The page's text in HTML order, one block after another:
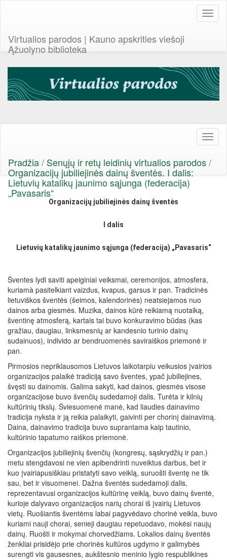
Virtualios parodos | Kauno apskrities viešoji
Ąžuolyno biblioteka
Pradžia/ Senųjų ir retų leidinių virtualios parodos/
Organizacijų jubiliejinės dainų šventės. I dalis:
Lietuvių katalikų jaunimo sąjunga (federacija)
„Pavasaris“
Organizacijų jubiliejinės dainų šventės
I dalis
Lietuvių katalikų jaunimo sąjunga (federacija) „Pavasaris“
Šventes lydi saviti apeiginiai veiksmai, ceremonijos, atmosfera,
kuriamà pasitelkiant vaizdus, kvapus, garsus ir pan. Tradicinės
lietuviškos šventės (šeimos, kalendorinės) neatsiejamos nuo
dainos arba giesmės. Muzika, dainos kūrė reikiamą nuotaiką,
šventinę atmosferą, kartais tai buvo konkuravimo būdas (kas
gražiau, daugiau, linksmesnių ar kandesnio turinio dainų
sudainuos), individo ar bendruomenės saviraiškos priemonė ir
pan.
Pirmosios nepriklausomos Lietuvos laikotarpiu veikusios įvairios
organizacijos palaikė tradiciją savo šventes, ypač jubiliejines,
švęsti su dainomis. Galima sakyti, kad dainos, giesmės visose
organizacijose buvo švenčių sudedamoji dalis. Turėta ir kilnių
kultūrinių tikslų. Šviesuomenė manė, kad liaudies dainavimo
tradicija nyksta ir ją reikia palaikyti, gaivinti per chorinį dainavimą.
Daina, dainavimo tradicija buvo suprantama kaip tautinio,
kultūrinio tapatumo raiškos priemonė.
Organizacijos jubiliejinių švenčių (kongresų, sąskrydžių ir pan.)
metu stengdavosi ne vien apibendrinti nuveiktus darbus, bet ir
kuo įvairiapusiškiau pristatyti savo veiklą, suruošti šventę ne tik
sau, bet ir visuomenei. Dažna šventės sudedamoji dalis,
reprezentavusi organizacijos kultūrinę veiklą, buvo dainų šventė,
kurioje dalyvavo organizacijos narių chorai iš įvairių Lietuvos
vietų. Ruošiantis šventėms labai pagyvėdavo chorinė veikla, buvo
kuriami nauji chorai, senieji daugiau repetuodavo, mokėsi naujų
dainų. Ruošti ir mokymai chorvedžiams. Lokalios dainų šventės
ženkliai prisidėjo prie chorinės kultūros ugdymo ir galimybės
surengti vis gausesnes, aukštesnio meninio lygio respublikines